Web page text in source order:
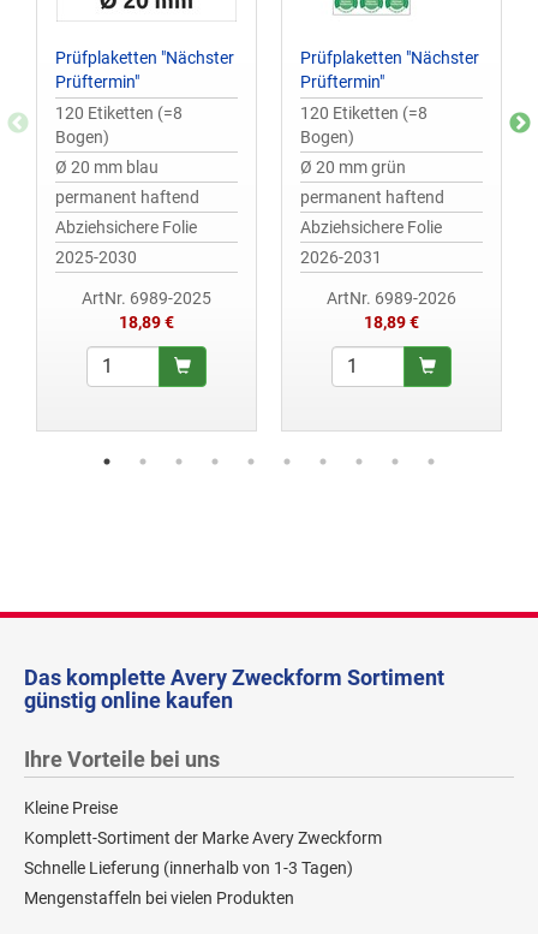
Prüfplaketten "Nächster
Prüftermin"
120 Etiketten (=8
Bogen)
Ø 20 mm blau
permanent haftend
Abziehsichere Folie
2025-2030
ArtNr. 6989-2025
18,89 €
Prüfplaketten "Nächster
Prüftermin"
120 Etiketten (=8
Bogen)
Ø 20 mm grün
permanent haftend
Abziehsichere Folie
2026-2031
ArtNr. 6989-2026
18,89 €
Das komplette Avery Zweckform Sortiment
günstig online kaufen
Ihre Vorteile bei uns
Kleine Preise
Komplett-Sortiment der Marke Avery Zweckform
Schnelle Lieferung (innerhalb von 1-3 Tagen)
Mengenstaffeln bei vielen Produkten